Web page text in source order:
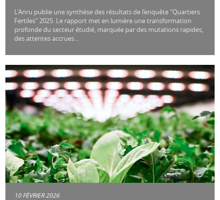
L'Anru publie une synthèse des résultats de l’enquête "Quartiers
Fertiles" 2025. Le rapport met en lumière une transformation
profonde du secteur étudié, marquée par des mutations rapides,
des attentes accrues…
10 FÉVRIER 2026